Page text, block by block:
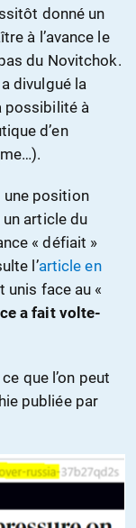
donné un
à l’avance le
du Novitchok.
divulgué la
possibilité à
d’en
une position
un article du
« défiait »
l’article en
unis face au «
a fait volte-
que l’on peut
publiée par